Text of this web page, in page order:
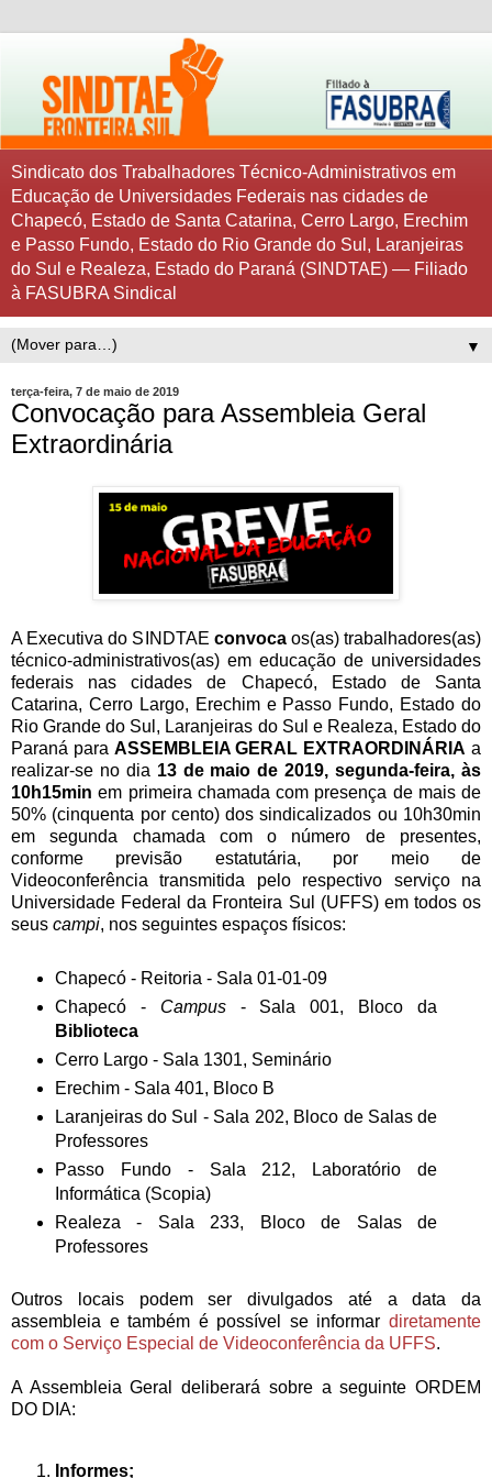
Sindicato dos Trabalhadores Técnico-Administrativos em
Educação de Universidades Federais nas cidades de
Chapecó, Estado de Santa Catarina, Cerro Largo, Erechim
e Passo Fundo, Estado do Rio Grande do Sul, Laranjeiras
do Sul e Realeza, Estado do Paraná (SINDTAE) — Filiado
à FASUBRA Sindical
▼
terça-feira, 7 de maio de 2019
Convocação para Assembleia Geral
Extraordinária
A Executiva do SINDTAE convocaos(as) trabalhadores(as)
técnico-administrativos(as) em educação de universidades
federais nas cidades de Chapecó, Estado de Santa
Catarina, Cerro Largo, Erechim e Passo Fundo, Estado do
Rio Grande do Sul, Laranjeiras do Sul e Realeza, Estado do
Paraná para ASSEMBLEIA GERAL EXTRAORDINÁRIA a
realizar-se no dia 13 de maio de 2019, segunda-feira, às
10h15min em primeira chamada com presença de mais de
50% (cinquenta por cento) dos sindicalizados ou 10h30min
em segunda chamada com o número de presentes,
conforme previsão estatutária, por meio de
Videoconferência transmitida pelo respectivo serviço na
Universidade Federal da Fronteira Sul (UFFS) em todos os
seus campi, nos seguintes espaços físicos:
Chapecó - Reitoria - Sala 01-01-09
Chapecó - Campus- Sala 001, Bloco da
Biblioteca
Cerro Largo - Sala 1301, Seminário
Erechim - Sala 401, Bloco B
Laranjeiras do Sul - Sala 202, Bloco de Salas de
Professores
Passo Fundo - Sala 212, Laboratório de
Informática (Scopia)
Realeza - Sala 233, Bloco de Salas de
Professores
Outros locais podem ser divulgados até a data da
assembleia e também é possível se informar diretamente
com o Serviço Especial de Videoconferência da UFFS.
A Assembleia Geral deliberará sobre a seguinte ORDEM
DO DIA:
Informes;